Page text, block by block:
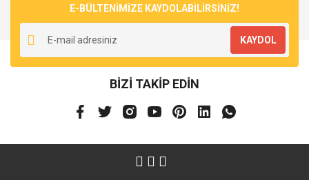
E-BÜLTENİMİZE KAYDOLABİLİRSİNİZ!
KAYDOL
BİZİ TAKİP EDİN